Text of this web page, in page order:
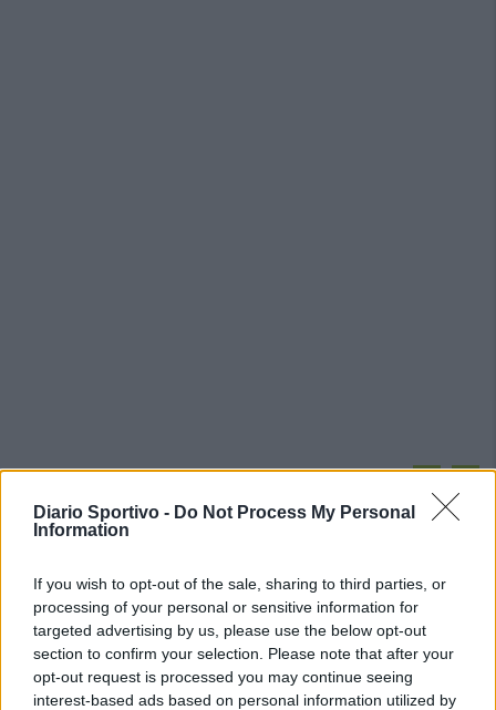
Diario Sportivo - Do Not Process My Personal
Information
If you wish to opt-out of the sale, sharing to third parties, or
processing of your personal or sensitive information for
targeted advertising by us, please use the below opt-out
section to confirm your selection. Please note that after your
opt-out request is processed you may continue seeing
interest-based ads based on personal information utilized by
10 Ago 2026
La COS approda a Barisardo tra conferme,
nuovi volti e mister Loi a fare da filo
conduttore